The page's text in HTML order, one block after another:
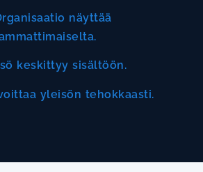
näyttää
keskittyy sisältöön.
yleisön tehokkaasti.